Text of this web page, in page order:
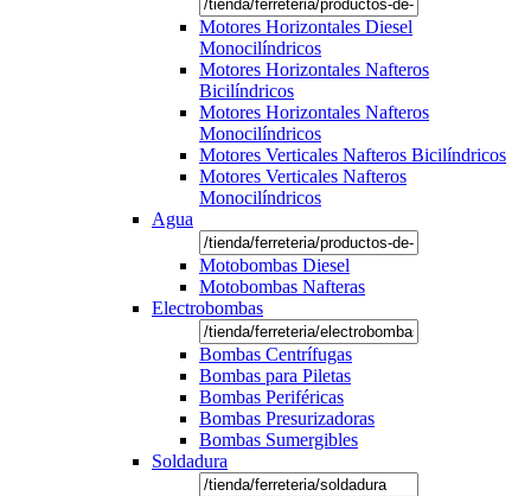
Motores Horizontales Diesel
Monocilíndricos
Motores Horizontales Nafteros
Bicilíndricos
Motores Horizontales Nafteros
Monocilíndricos
Motores Verticales Nafteros Bicilíndricos
Motores Verticales Nafteros
Monocilíndricos
Agua
Motobombas Diesel
Motobombas Nafteras
Electrobombas
Bombas Centrífugas
Bombas para Piletas
Bombas Periféricas
Bombas Presurizadoras
Bombas Sumergibles
Soldadura